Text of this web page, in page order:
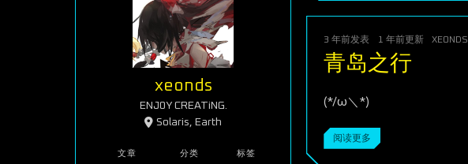
3 年前发表 1 年前更新 XEONDS
青岛之行
(*/ω＼*)
阅读更多
xeonds
ENJ0Y CREATiNG.
Solaris, Earth
文章 分类 标签